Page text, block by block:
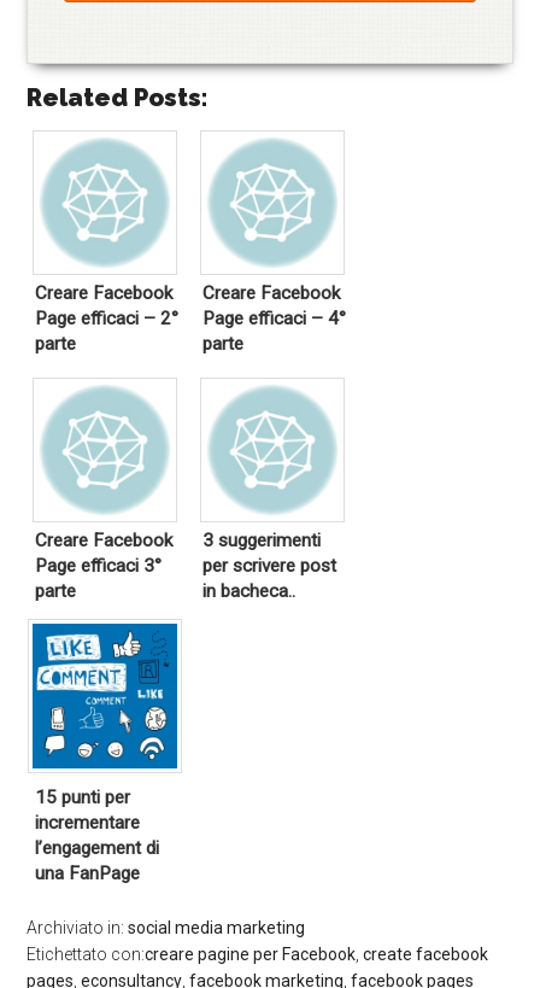
Related Posts:
Creare Facebook
Page efficaci – 2°
parte
Creare Facebook
Page efficaci – 4°
parte
Creare Facebook
Page efficaci 3°
parte
3 suggerimenti
per scrivere post
in bacheca..
15 punti per
incrementare
l’engagement di
una FanPage
Archiviato in:social media marketing
Etichettato con:creare pagine per Facebook,create facebook
pages,econsultancy,facebook marketing,facebook pages